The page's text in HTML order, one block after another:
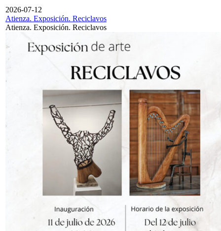
2026-07-12
Atienza. Exposición. Reciclavos
Atienza. Exposición. Reciclavos